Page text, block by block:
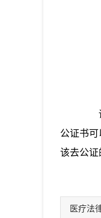
读
公证书
该去公证